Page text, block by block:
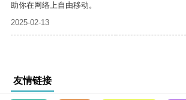
助你在网络上自由移动。
2025-02-13
友情链接